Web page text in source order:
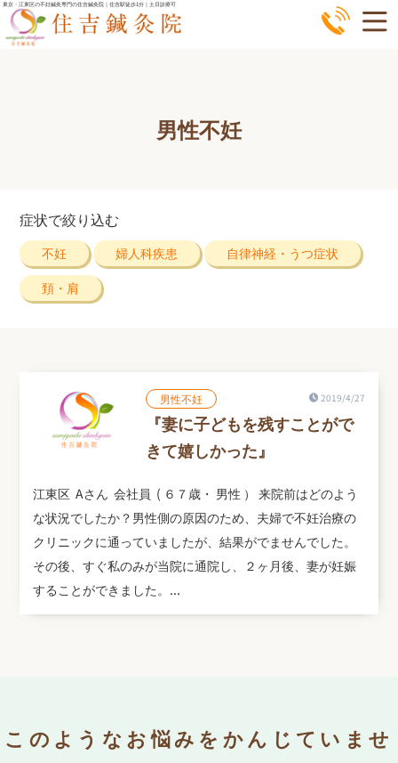
コ
ン
東京・江東区の不妊鍼灸専門の住吉鍼灸院｜住吉駅徒歩1分｜土日診療可
男性不妊
症状で絞り込む
不妊 婦人科疾患
自律神経・うつ症状
頚・肩
男性不妊 2019/4/27
『妻に子どもを残すことがで
きて嬉しかった』
江東区 Aさん 会社員 ( ６７歳・ 男性 ） 来院前はどのよう
な状況でしたか？男性側の原因のため、夫婦で不妊治療の
クリニックに通っていましたが、結果がでませんでした。
その後、すぐ私のみが当院に通院し、２ヶ月後、妻が妊娠
することができました。...
このようなお悩みをかんじていませ